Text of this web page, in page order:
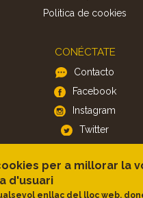
Politica de cookies
CONÉCTATE
Contacto
Facebook
Instagram
Twitter
APP
per a millorar la
d'usuari
enllaç del lloc web,